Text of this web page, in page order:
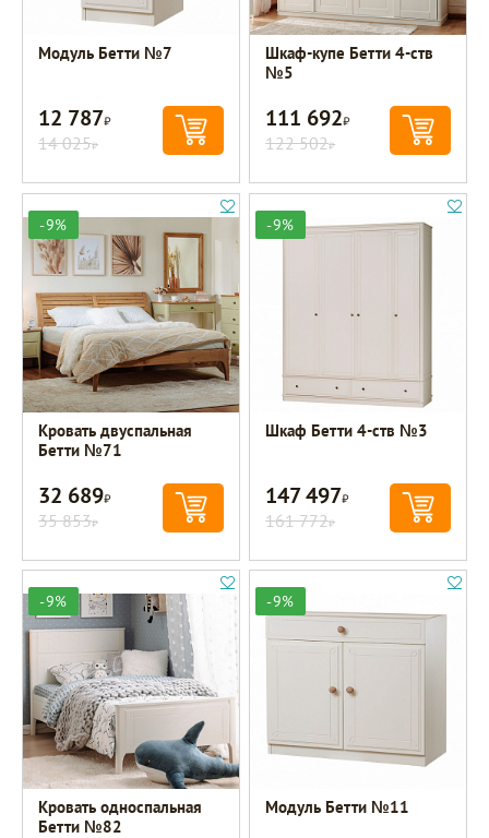
Модуль Бетти №7
12 787Р
14 025Р
Шкаф-купе Бетти 4-ств
№5
111 692Р
122 502Р
-9%
Кровать двуспальная
Бетти №71
32 689Р
35 853Р
-9%
Шкаф Бетти 4-ств №3
147 497Р
161 772Р
-9%
Кровать односпальная
Бетти №82
-9%
Модуль Бетти №11